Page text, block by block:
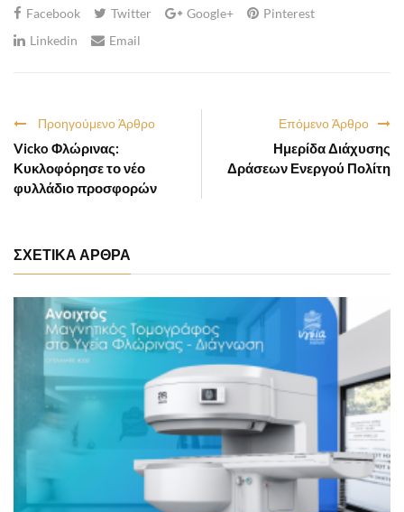
Facebook Twitter Google+
Pinterest
Linkedin
Email
Επόμενο Άρθρο
Ημερίδα Διάχυσης
Δράσεων Ενεργού Πολίτη
Προηγούμενο Άρθρο
Vicko Φλώρινας:
Κυκλοφόρησε το νέο
φυλλάδιο προσφορών
ΣΧΕΤΙΚΑ ΑΡΘΡΑ